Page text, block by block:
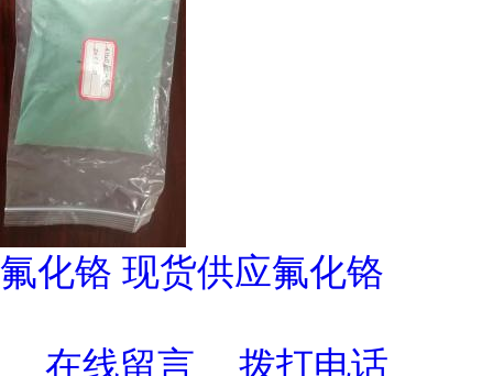
氟化铬 现货供应氟化铬
在线留言 拨打电话